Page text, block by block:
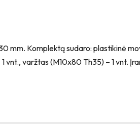
mm. Komplektą sudaro: plastikinė
vnt., varžtas (M10x80 Th35) – 1 vnt.